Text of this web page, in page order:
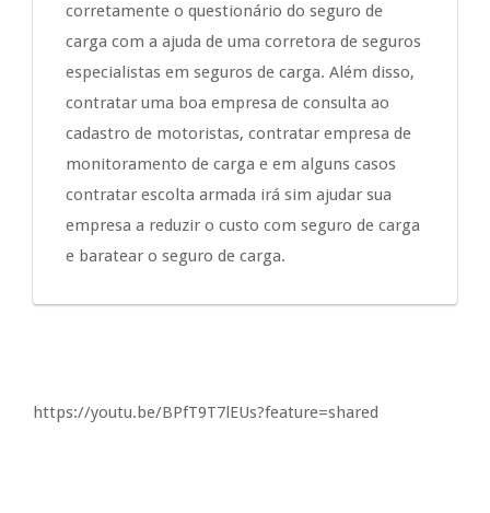
corretamente o questionário do seguro de
carga com a ajuda de uma corretora de seguros
especialistas em seguros de carga. Além disso,
contratar uma boa empresa de consulta ao
cadastro de motoristas, contratar empresa de
monitoramento de carga e em alguns casos
contratar escolta armada irá sim ajudar sua
empresa a reduzir o custo com seguro de carga
e baratear o seguro de carga.
https://youtu.be/BPfT9T7lEUs?feature=shared